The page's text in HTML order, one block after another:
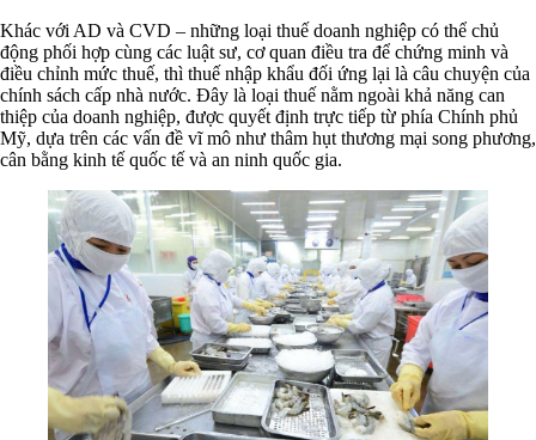
Khác với AD và CVD – những loại thuế doanh nghiệp có thể chủ
động phối hợp cùng các luật sư, cơ quan điều tra để chứng minh và
điều chỉnh mức thuế, thì thuế nhập khẩu đối ứng lại là câu chuyện của
chính sách cấp nhà nước. Đây là loại thuế nằm ngoài khả năng can
thiệp của doanh nghiệp, được quyết định trực tiếp từ phía Chính phủ
Mỹ, dựa trên các vấn đề vĩ mô như thâm hụt thương mại song phương,
cân bằng kinh tế quốc tế và an ninh quốc gia.